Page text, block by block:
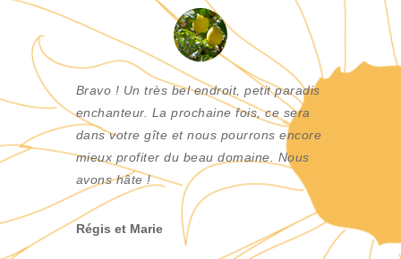
Bravo ! Un très bel endroit, petit paradis
enchanteur. La prochaine fois, ce sera
dans votre gîte et nous pourrons encore
mieux profiter du beau domaine. Nous
avons hâte !
Régis et Marie